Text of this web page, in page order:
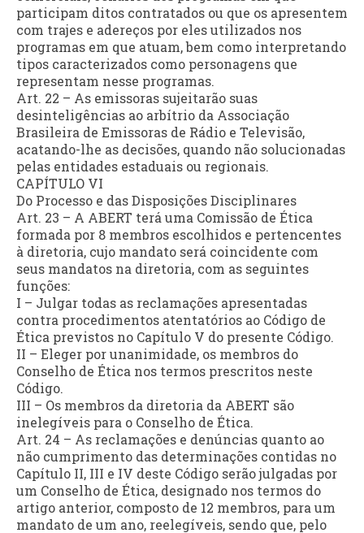
participam ditos contratados ou que os apresentem
com trajes e adereços por eles utilizados nos
programas em que atuam, bem como interpretando
tipos caracterizados como personagens que
representam nesse programas.
Art. 22 – As emissoras sujeitarão suas
desinteligências ao arbítrio da Associação
Brasileira de Emissoras de Rádio e Televisão,
acatando-lhe as decisões, quando não solucionadas
pelas entidades estaduais ou regionais.
CAPÍTULO VI
Do Processo e das Disposições Disciplinares
Art. 23 – A ABERT terá uma Comissão de Ética
formada por 8 membros escolhidos e pertencentes
à diretoria, cujo mandato será coincidente com
seus mandatos na diretoria, com as seguintes
funções:
I – Julgar todas as reclamações apresentadas
contra procedimentos atentatórios ao Código de
Ética previstos no Capítulo V do presente Código.
II – Eleger por unanimidade, os membros do
Conselho de Ética nos termos prescritos neste
Código.
III – Os membros da diretoria da ABERT são
inelegíveis para o Conselho de Ética.
Art. 24 – As reclamações e denúncias quanto ao
não cumprimento das determinações contidas no
Capítulo II, III e IV deste Código serão julgadas por
um Conselho de Ética, designado nos termos do
artigo anterior, composto de 12 membros, para um
mandato de um ano, reelegíveis, sendo que, pelo